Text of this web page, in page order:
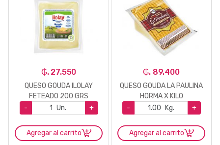
₲. 27.550
QUESO GOUDA ILOLAY
FETEADO 200 GRS
-
Un. +
Agregar al carrito
₲. 89.400
QUESO GOUDA LA PAULINA
HORMA X KILO
-
Kg. +
Agregar al carrito